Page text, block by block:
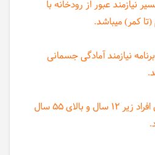
نیازمند عبور از رودخانه با
کمر) میباشد.
نیازمند آمادگی جسمانی
این برنامه برای افراد زیر 12 سال و بالای 55 سال